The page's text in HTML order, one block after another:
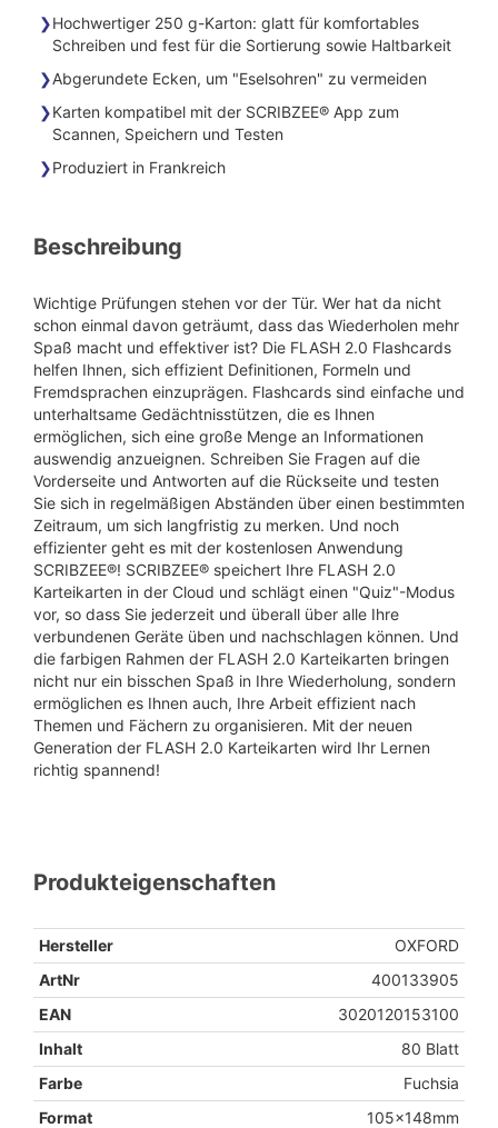
Hochwertiger 250 g-Karton: glatt für komfortables
Schreiben und fest für die Sortierung sowie Haltbarkeit
Abgerundete Ecken, um "Eselsohren" zu vermeiden
Karten kompatibel mit der SCRIBZEE® App zum
Scannen, Speichern und Testen
Produziert in Frankreich
Beschreibung
Wichtige Prüfungen stehen vor der Tür. Wer hat da nicht
schon einmal davon geträumt, dass das Wiederholen mehr
Spaß macht und effektiver ist? Die FLASH 2.0 Flashcards
helfen Ihnen, sich effizient Definitionen, Formeln und
Fremdsprachen einzuprägen. Flashcards sind einfache und
unterhaltsame Gedächtnisstützen, die es Ihnen
ermöglichen, sich eine große Menge an Informationen
auswendig anzueignen. Schreiben Sie Fragen auf die
Vorderseite und Antworten auf die Rückseite und testen
Sie sich in regelmäßigen Abständen über einen bestimmten
Zeitraum, um sich langfristig zu merken. Und noch
effizienter geht es mit der kostenlosen Anwendung
SCRIBZEE®! SCRIBZEE® speichert Ihre FLASH 2.0
Karteikarten in der Cloud und schlägt einen "Quiz"-Modus
vor, so dass Sie jederzeit und überall über alle Ihre
verbundenen Geräte üben und nachschlagen können. Und
die farbigen Rahmen der FLASH 2.0 Karteikarten bringen
nicht nur ein bisschen Spaß in Ihre Wiederholung, sondern
ermöglichen es Ihnen auch, Ihre Arbeit effizient nach
Themen und Fächern zu organisieren. Mit der neuen
Generation der FLASH 2.0 Karteikarten wird Ihr Lernen
richtig spannend!
Produkteigenschaften
Hersteller
OXFORD
ArtNr
400133905
EAN
3020120153100
Inhalt
80 Blatt
Farbe
Fuchsia
Format
105x148mm